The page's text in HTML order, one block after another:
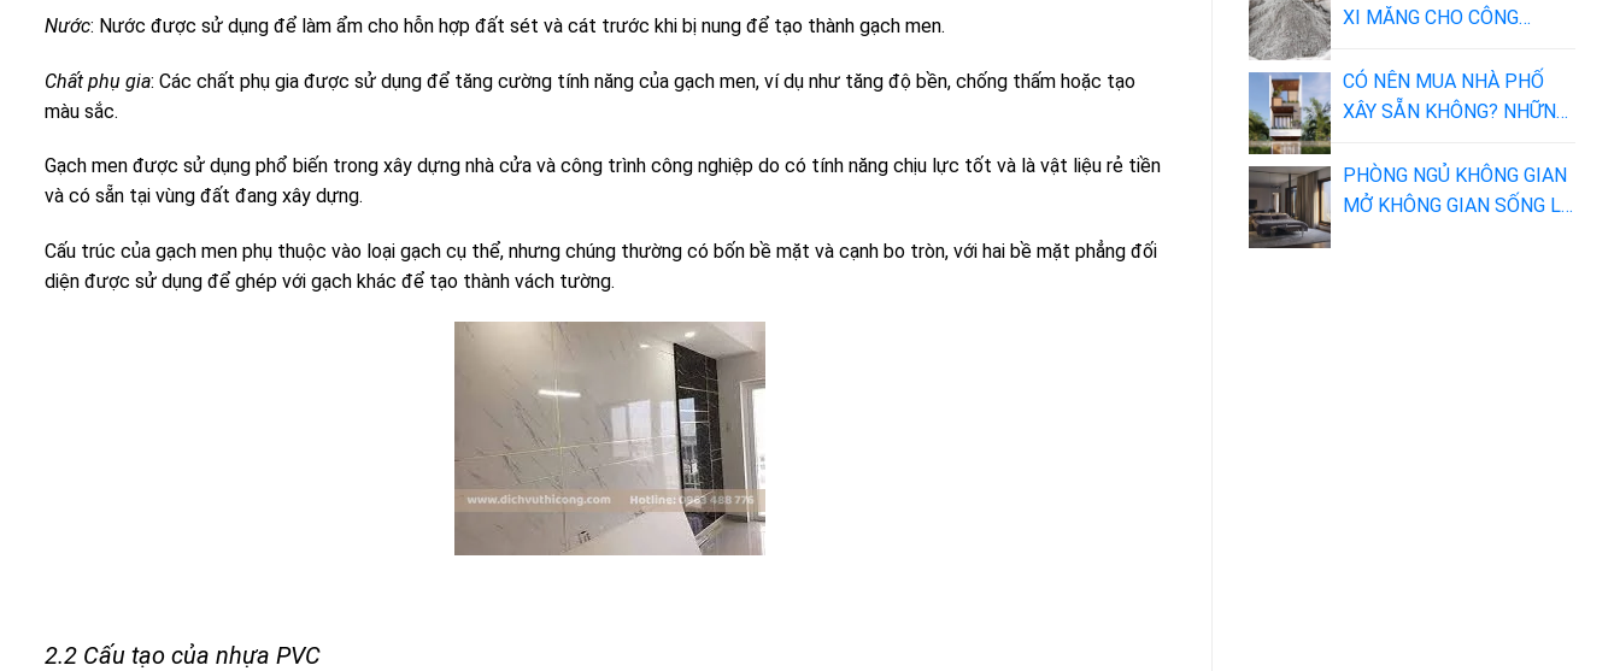
Nước: Nước được sử dụng để làm ẩm cho hỗn hợp đất sét và cát trước khi bị nung để tạo thành gạch men.
Chất phụ gia: Các chất phụ gia được sử dụng để tăng cường tính năng của gạch men, ví dụ như tăng độ bền, chống thấm hoặc tạo
màu sắc.
Gạch men được sử dụng phổ biến trong xây dựng nhà cửa và công trình công nghiệp do có tính năng chịu lực tốt và là vật liệu rẻ tiền
và có sẵn tại vùng đất đang xây dựng.
Cấu trúc của gạch men phụ thuộc vào loại gạch cụ thể, nhưng chúng thường có bốn bề mặt và cạnh bo tròn, với hai bề mặt phẳng đối
diện được sử dụng để ghép với gạch khác để tạo thành vách tường.
2.2 Cấu tạo của nhựa PVC
XI MĂNG CHO CÔNG
CÓ NÊN MUA NHÀ PHỐ
XÂY SẴN KHÔNG? NHỮNG
NÊN BIẾT
PHÒNG NGỦ KHÔNG GIAN
MỞ KHÔNG GIAN SỐNG LÝ